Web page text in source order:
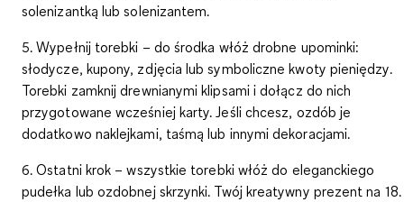
solenizantką lub solenizantem.
5. Wypełnij torebki – do środka włóż drobne upominki:
słodycze, kupony, zdjęcia lub symboliczne kwoty pieniędzy.
Torebki zamknij drewnianymi klipsami i dołącz do nich
przygotowane wcześniej karty. Jeśli chcesz, ozdób je
dodatkowo naklejkami, taśmą lub innymi dekoracjami.
6. Ostatni krok – wszystkie torebki włóż do eleganckiego
pudełka lub ozdobnej skrzynki. Twój kreatywny prezent na 18.